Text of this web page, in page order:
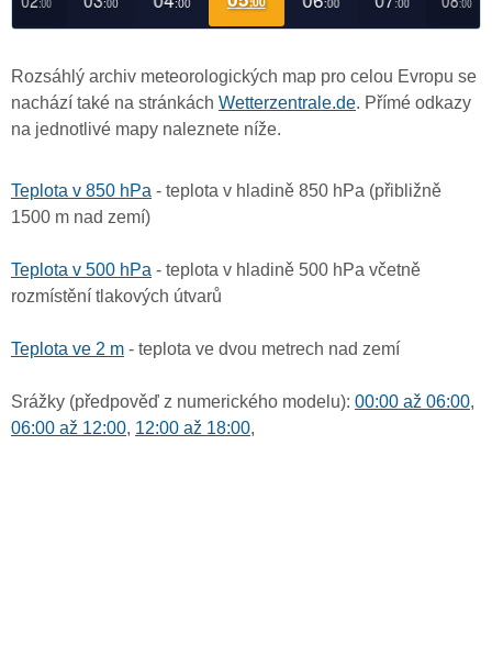
Rozsáhlý archiv meteorologických map pro celou Evropu se
nachází také na stránkách Wetterzentrale.de. Přímé odkazy
na jednotlivé mapy naleznete níže.
Teplota v 850 hPa - teplota v hladině 850 hPa (přibližně
1500 m nad zemí)
Teplota v 500 hPa - teplota v hladině 500 hPa včetně
rozmístění tlakových útvarů
Teplota ve 2 m - teplota ve dvou metrech nad zemí
Srážky (předpověď z numerického modelu): 00:00 až 06:00,
06:00 až 12:00, 12:00 až 18:00,